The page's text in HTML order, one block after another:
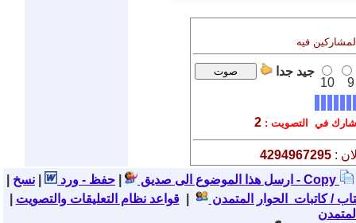
فيه
9
10
جيد جدا
في التصويت :2
:
4294967295
ارسل هذا الموضوع الى صديق حفظ - ورد نسخ - Copy
/ كاتبات الحوار المتمدن |قواعد نظام التعليقات والتصويت